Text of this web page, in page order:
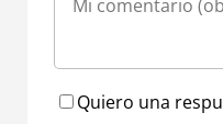
Quiero una